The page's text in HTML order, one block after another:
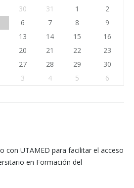
30 31 1
2
6 7 8
9
13 14 15
16
20 21 22
23
27 28 29
30
3 4 5 6
con UTAMED para facilitar el acceso
en Formación del